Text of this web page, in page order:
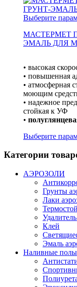
Выберите
МАСТЕРМЕТ
ЭМАЛЬ ДЛЯ
• высокая
• повышенная
• атмосферная
моющим
• надежное
стойкая к УФ
•
Выберите
Категории
АЭРОЗОЛИ
Грунты
Лаки
Клей
Эмаль
Наливные полы